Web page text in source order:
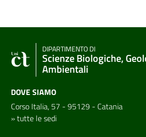
DIPARTIMENTO DI
Scienze Biologiche,
Ambientali
DOVE SIAMO
Corso Italia, 57 - 95129 - Catania
»tutte le sedi